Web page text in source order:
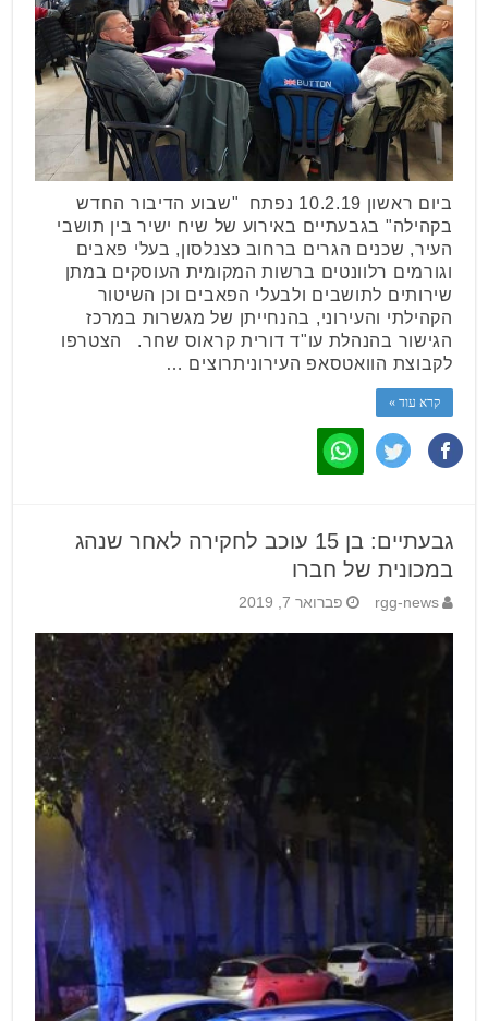
ביום ראשון 10.2.19 נפתח "שבוע הדיבור החדש
בקהילה" בגבעתיים באירוע של שיח ישיר בין תושבי
העיר, שכנים הגרים ברחוב כצנלסון, בעלי פאבים
וגורמים רלוונטים ברשות המקומית העוסקים במתן
שירותים לתושבים ולבעלי הפאבים וכן השיטור
הקהילתי והעירוני, בהנחייתן של מגשרות במרכז
הגישור בהנהלת עו"ד דורית קראוס שחר. הצטרפו
לקבוצת הוואטסאפ העירוניתרוצים …
קרא עוד »
גבעתיים: בן 15 עוכב לחקירה לאחר שנהג
במכונית של חברו
rgg-news פברואר 7, 2019